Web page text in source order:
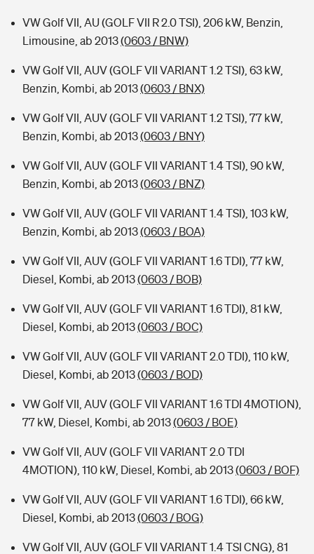
VW Golf VII, AU (GOLF VII R 2.0 TSI), 206 kW, Benzin,
Limousine, ab 2013(0603 / BNW)
VW Golf VII, AUV (GOLF VII VARIANT 1.2 TSI), 63 kW,
Benzin, Kombi, ab 2013(0603 / BNX)
VW Golf VII, AUV (GOLF VII VARIANT 1.2 TSI), 77 kW,
Benzin, Kombi, ab 2013(0603 / BNY)
VW Golf VII, AUV (GOLF VII VARIANT 1.4 TSI), 90 kW,
Benzin, Kombi, ab 2013(0603 / BNZ)
VW Golf VII, AUV (GOLF VII VARIANT 1.4 TSI), 103 kW,
Benzin, Kombi, ab 2013(0603 / BOA)
VW Golf VII, AUV (GOLF VII VARIANT 1.6 TDI), 77 kW,
Diesel, Kombi, ab 2013(0603 / BOB)
VW Golf VII, AUV (GOLF VII VARIANT 1.6 TDI), 81 kW,
Diesel, Kombi, ab 2013(0603 / BOC)
VW Golf VII, AUV (GOLF VII VARIANT 2.0 TDI), 110 kW,
Diesel, Kombi, ab 2013(0603 / BOD)
VW Golf VII, AUV (GOLF VII VARIANT 1.6 TDI 4MOTION),
77 kW, Diesel, Kombi, ab 2013(0603 / BOE)
VW Golf VII, AUV (GOLF VII VARIANT 2.0 TDI
4MOTION), 110 kW, Diesel, Kombi, ab 2013(0603 / BOF)
VW Golf VII, AUV (GOLF VII VARIANT 1.6 TDI), 66 kW,
Diesel, Kombi, ab 2013(0603 / BOG)
VW Golf VII, AUV (GOLF VII VARIANT 1.4 TSI CNG), 81